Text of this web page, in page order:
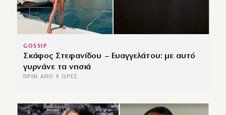
GOSSIP
Σκάφος Στεφανίδου – Ευαγγελάτου: με αυτό
γυρνάνε τα νησιά
ΠΡΙΝ ΑΠΌ 9 ΏΡΕΣ